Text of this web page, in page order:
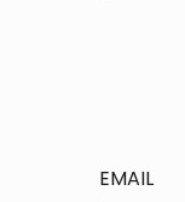
EMAIL